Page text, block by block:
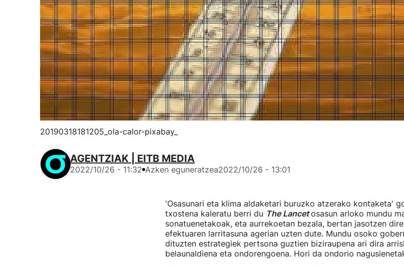
20190318181205_ola-calor-pixabay_
AGENTZIAK | EITB MEDIA
2022/10/26 - 11:32 Azken eguneratzea2022/10/26 - 13:01
'Osasunari eta klima aldaketari buruzko atzerako kontaketa'
txostena kaleratu berri du The Lancet osasun arloko mundu
sonatuenetakoak, eta aurrekoetan bezala, bertan jasotzen
efektuaren larritasuna agerian uzten dute. Mundu osoko
dituzten estrategiek pertsona guztien biziraupena ari dira
belaunaldiena eta ondorengoena. Hori da ondorio